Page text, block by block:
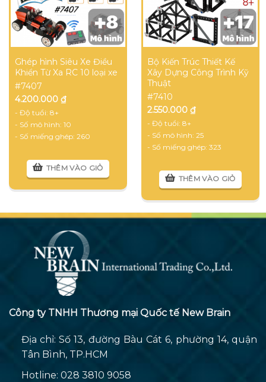
Ghép hình Siêu Xe Điều
Khiển Từ Xa RC 10 loại xe
#7407
4.200.000 ₫
- Độ tuổi: 8+
- Số mô hình: 10
- Số miếng ghép: 260
THÊM VÀO GIỎ
Bộ Kiến Trúc Thiết Kế
Xây Dựng Công Trình Kỹ
Thuật
#7410
2.550.000 ₫
- Độ tuổi: 8+
- Số mô hình: 25
- Số miếng ghép: 323
THÊM VÀO GIỎ
Công ty TNHH Thương mại Quốc tế New Brain
Địa chỉ: Số 13, đường Bàu Cát 6, phường 14, quận
Tân Bình, TP.HCM
Hotline: 028 3810 9058